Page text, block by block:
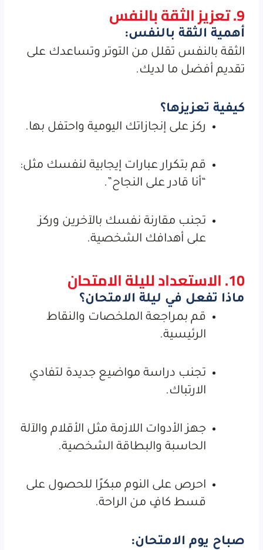
9. تعزيز الثقة بالنفس
أهمية الثقة بالنفس:
الثقة بالنفس تقلل من التوتر وتساعدك على
تقديم أفضل ما لديك.
كيفية تعزيزها؟
ركز على إنجازاتك اليومية واحتفل بها.
قم بتكرار عبارات إيجابية لنفسك مثل:
“أنا قادر على النجاح”.
تجنب مقارنة نفسك بالآخرين وركز
على أهدافك الشخصية.
10. الاستعداد لليلة الامتحان
ماذا تفعل في ليلة الامتحان؟
قم بمراجعة الملخصات والنقاط
الرئيسية.
تجنب دراسة مواضيع جديدة لتفادي
الارتباك.
جهز الأدوات اللازمة مثل الأقلام والآلة
الحاسبة والبطاقة الشخصية.
احرص على النوم مبكرًا للحصول على
قسط كافٍ من الراحة.
صباح يوم الامتحان: